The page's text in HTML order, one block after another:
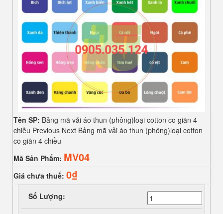
Tên SP: Bảng mã vải áo thun (phông)loại cotton co giãn 4
chiều Previous Next Bảng mã vải áo thun (phông)loại cotton
co giãn 4 chiều
Mã Sản Phẩm: MV04
Giá chưa thuế: 0₫
Số Lượng: